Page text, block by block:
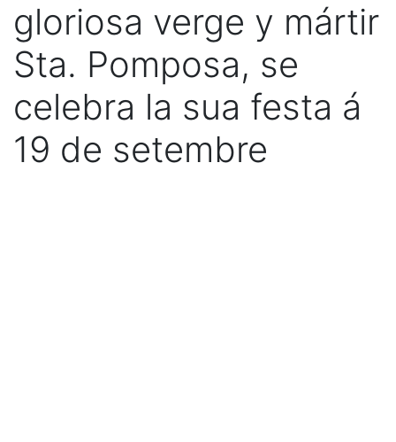
gloriosa verge y mártir
Sta. Pomposa, se
celebra la sua festa á
19 de setembre